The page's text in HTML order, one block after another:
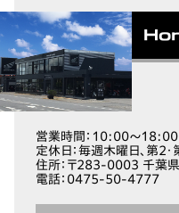
営業時間 ：10:00～18:00
定休日 ：毎週木曜日、第2
住所：〒283-0003 千葉
電話：0475-50-4777